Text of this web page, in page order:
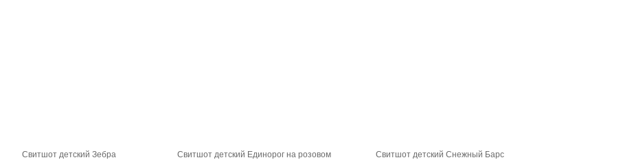
Свитшот детский Зебра Свитшот детский Единорог на розовом Свитшот детский Снежный Барс